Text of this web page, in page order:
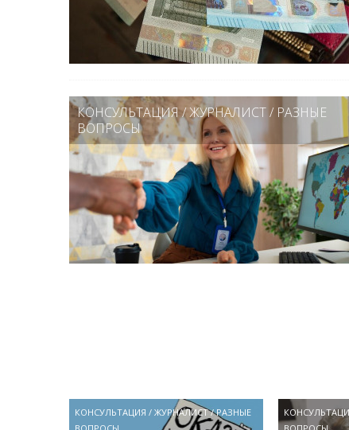
КОНСУЛЬТАЦИЯ/ЖУРНАЛИСТ/ РАЗНЫЕ
ВОПРОСЫ
КОНСУЛЬТАЦИЯ / ЖУРНАЛИСТ/РАЗНЫЕ